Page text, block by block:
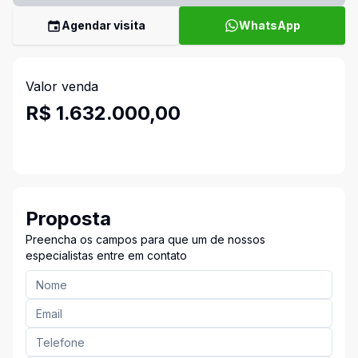
Agendar visita WhatsApp
Valor venda
R$ 1.632.000,00
Proposta
Preencha os campos para que um de nossos
especialistas entre em contato